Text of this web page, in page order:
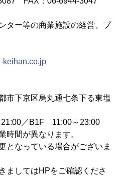
ター等の商業施設の経営、プ
keihan.co.jp
市下京区烏丸通七条下る東塩
／B1F 11:00～23:00
が異なります。
ている場合がございま
はHPをご確認くださ